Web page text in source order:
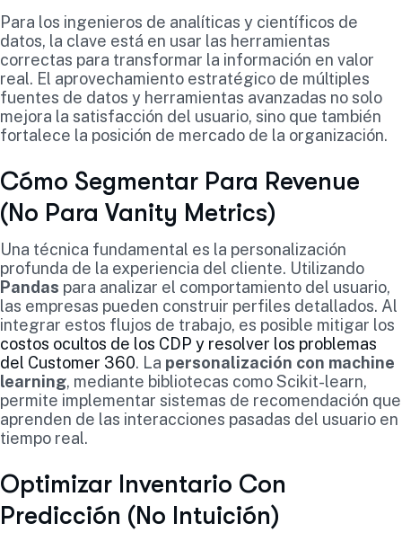
Para los ingenieros de analíticas y científicos de
datos, la clave está en usar las herramientas
correctas para transformar la información en valor
real. El aprovechamiento estratégico de múltiples
fuentes de datos y herramientas avanzadas no solo
mejora la satisfacción del usuario, sino que también
fortalece la posición de mercado de la organización.
Cómo Segmentar Para Revenue
(No Para Vanity Metrics)
Una técnica fundamental es la personalización
profunda de la experiencia del cliente. Utilizando
Pandas para analizar el comportamiento del usuario,
las empresas pueden construir perfiles detallados. Al
integrar estos flujos de trabajo, es posible mitigar los
costos ocultos de los CDP y resolver los problemas
del Customer 360. La personalización con machine
learning, mediante bibliotecas como Scikit-learn,
permite implementar sistemas de recomendación que
aprenden de las interacciones pasadas del usuario en
tiempo real.
Optimizar Inventario Con
Predicción (No Intuición)